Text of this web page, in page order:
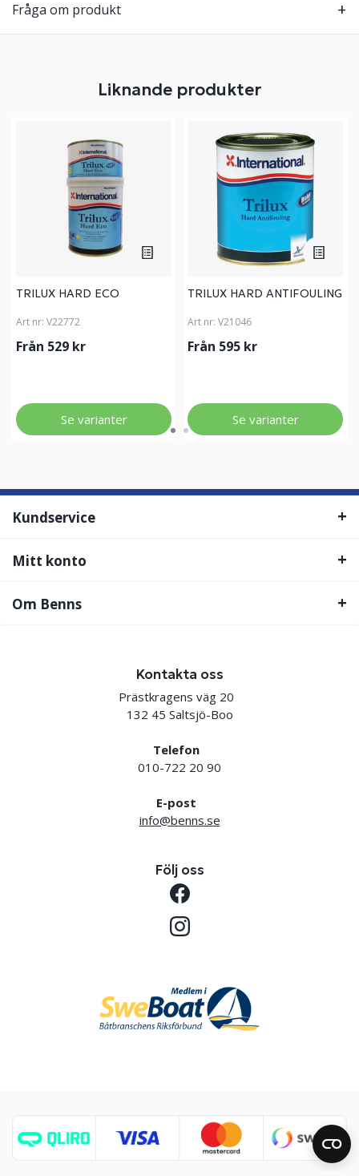
Fråga om produkt
Liknande produkter
TRILUX HARD ECO
Art nr: V22772
Från 529 kr
Se varianter
TRILUX HARD ANTIFOULING
Art nr: V21046
Från 595 kr
Se varianter
Kundservice
Mitt konto
Om Benns
Kontakta oss
Prästkragens väg 20
132 45 Saltsjö-Boo
Telefon
010-722 20 90
E-post
info@benns.se
Följ oss